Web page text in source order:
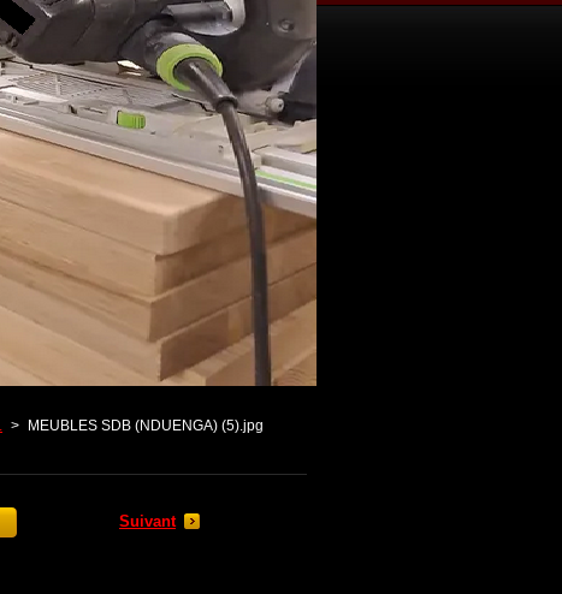
> MEUBLES SDB (NDUENGA) (5).jpg
Suivant